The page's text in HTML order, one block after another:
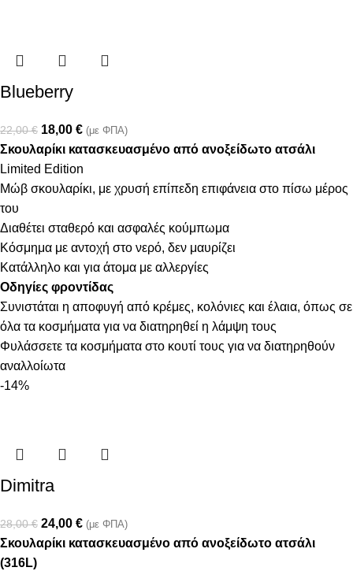
Blueberry
22,00€ 18,00 € (με ΦΠΑ)
Σκουλαρίκι κατασκευασμένο από ανοξείδωτο ατσάλι
Limited Edition
Μώβ σκουλαρίκι, με χρυσή επίπεδη επιφάνεια στο πίσω μέρος
του
Διαθέτει σταθερό και ασφαλές κούμπωμα
Κόσμημα με αντοχή στο νερό, δεν μαυρίζει
Κατάλληλο και για άτομα με αλλεργίες
Οδηγίες φροντίδας
Συνιστάται η αποφυγή από κρέμες, κολόνιες και έλαια, όπως σε
όλα τα κοσμήματα για να διατηρηθεί η λάμψη τους
Φυλάσσετε τα κοσμήματα στο κουτί τους για να διατηρηθούν
αναλλοίωτα
-14%
Dimitra
28,00€ 24,00 € (με ΦΠΑ)
Σκουλαρίκι κατασκευασμένο από ανοξείδωτο ατσάλι
(316L)